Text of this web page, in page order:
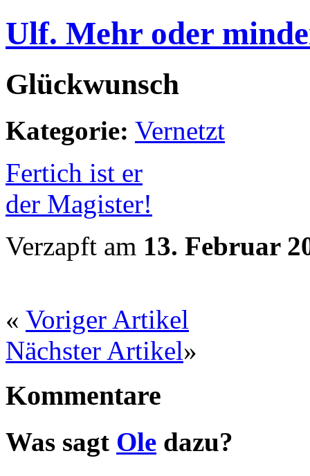
Ulf. Mehr oder
Glückwunsch
Kategorie: Vernetzt
Fertich ist er
der Magister!
Verzapft am 13. Februar
« Voriger Artikel
Nächster Artikel»
Kommentare
Was sagt Ole dazu?